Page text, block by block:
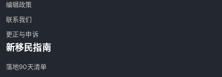
编辑政策
联系我们
更正与申诉
新移民指南
落地90天清单